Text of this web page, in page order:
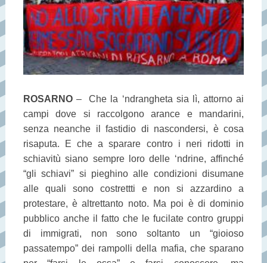
ROSARNO– Che la ‘ndrangheta sia lì, attorno ai
campi dove si raccolgono arance e mandarini,
senza neanche il fastidio di nascondersi, è cosa
risaputa. E che a sparare contro i neri ridotti in
schiavitù siano sempre loro delle ‘ndrine, affinché
“gli schiavi” si pieghino alle condizioni disumane
alle quali sono costrettti e non si azzardino a
protestare, è altrettanto noto. Ma poi è di dominio
pubblico anche il fatto che le fucilate contro gruppi
di immigrati, non sono soltanto un “gioioso
passatempo” dei rampolli della mafia, che sparano